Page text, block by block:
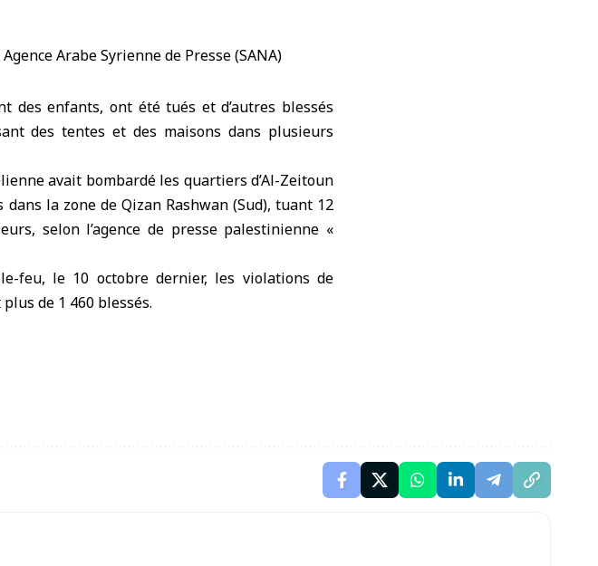
des enfants, ont été tués et d’autres blessés
des tentes et des maisons dans plusieurs
avait bombardé les quartiers d’Al-Zeitoun
la zone de Qizan Rashwan (Sud), tuant 12
selon l’agence de presse palestinienne «
feu, le 10 octobre dernier, les violations de
de 1 460 blessés.